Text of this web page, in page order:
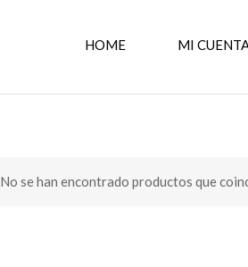
HOME MI
No se han encontrado productos que